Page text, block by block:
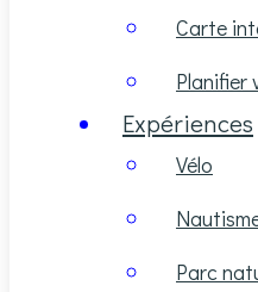
Carte
Planifier
Expériences
Vélo
Parc